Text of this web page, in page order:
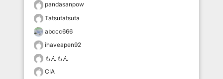
pandasanpow
Tatsutatsuta
abccc666
ihaveapen92
もんもん
CIA